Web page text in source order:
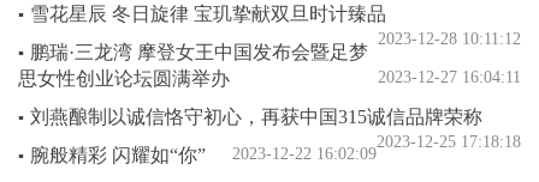
▪ 雪花星辰 冬日旋律 宝玑挚献双旦时计臻品
2023-12-28 10:11:12
▪ 鹏瑞·三龙湾 摩登女王中国发布会暨足梦
思女性创业论坛圆满举办
2023-12-27 16:04:11
▪ 刘燕酿制以诚信恪守初心，再获中国315诚信品牌荣称
2023-12-25 17:18:18
▪ 腕般精彩 闪耀如“你” 2023-12-22 16:02:09